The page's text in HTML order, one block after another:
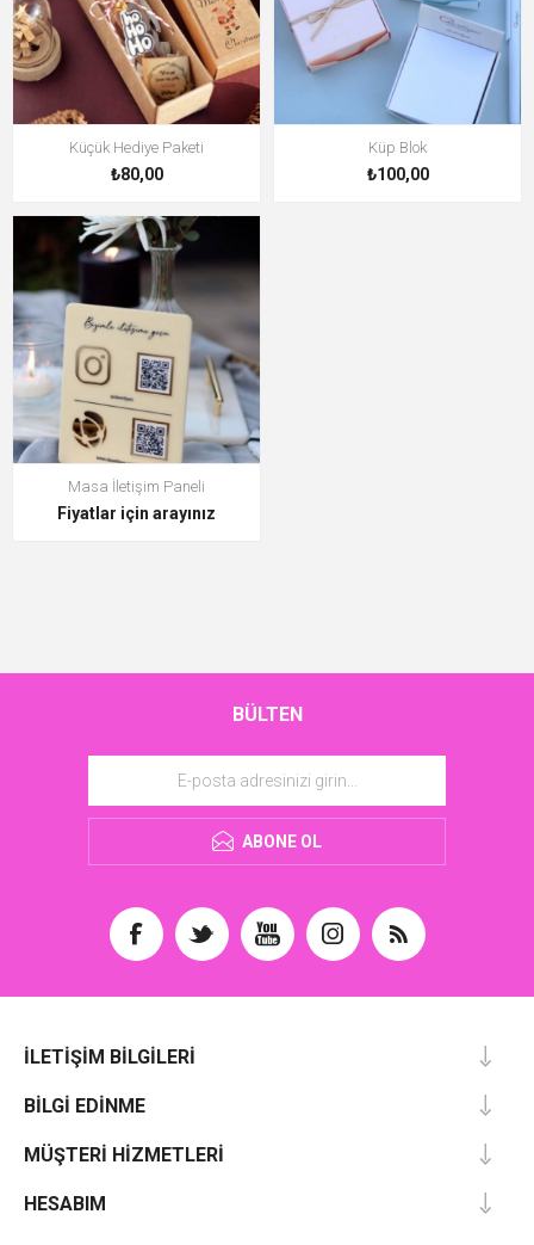
Küçük Hediye Paketi
₺80,00
Küp Blok
₺100,00
Masa İletişim Paneli
Fiyatlar için arayınız
BÜLTEN
ABONE OL
İLETIŞIM BILGILERI
BILGI EDINME
MÜŞTERI HIZMETLERI
HESABIM